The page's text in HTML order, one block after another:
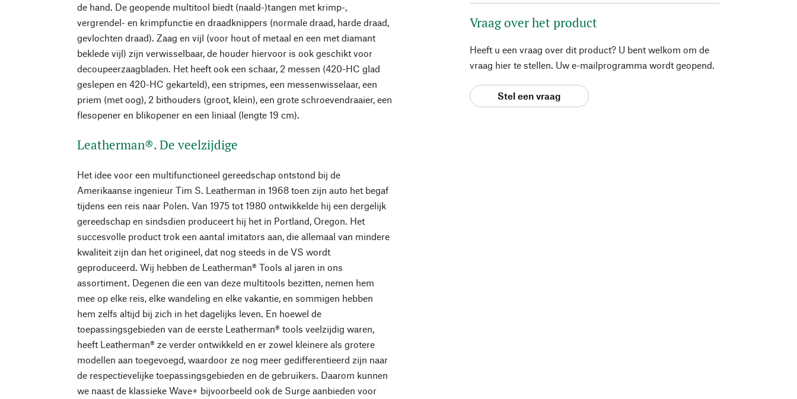
de hand. De geopende multitool biedt (naald-)tangen met krimp-,
vergrendel- en krimpfunctie en draadknippers (normale draad, harde draad,
gevlochten draad). Zaag en vijl (voor hout of metaal en een met diamant
beklede vijl) zijn verwisselbaar, de houder hiervoor is ook geschikt voor
decoupeerzaagbladen. Het heeft ook een schaar, 2 messen (420-HC glad
geslepen en 420-HC gekarteld), een stripmes, een messenwisselaar, een
priem (met oog), 2 bithouders (groot, klein), een grote schroevendraaier, een
flesopener en blikopener en een liniaal (lengte 19 cm).
Leatherman®. De veelzijdige
Het idee voor een multifunctioneel gereedschap ontstond bij de
Amerikaanse ingenieur Tim S. Leatherman in 1968 toen zijn auto het begaf
tijdens een reis naar Polen. Van 1975 tot 1980 ontwikkelde hij een dergelijk
gereedschap en sindsdien produceert hij het in Portland, Oregon. Het
succesvolle product trok een aantal imitators aan, die allemaal van mindere
kwaliteit zijn dan het origineel, dat nog steeds in de VS wordt
geproduceerd. Wij hebben de Leatherman® Tools al jaren in ons
assortiment. Degenen die een van deze multitools bezitten, nemen hem
mee op elke reis, elke wandeling en elke vakantie, en sommigen hebben
hem zelfs altijd bij zich in het dagelijks leven. En hoewel de
toepassingsgebieden van de eerste Leatherman® tools veelzijdig waren,
heeft Leatherman® ze verder ontwikkeld en er zowel kleinere als grotere
modellen aan toegevoegd, waardoor ze nog meer gedifferentieerd zijn naar
de respectievelijke toepassingsgebieden en de gebruikers. Daarom kunnen
we naast de klassieke Wave+ bijvoorbeeld ook de Surge aanbieden voor
Vraag over het product
Heeft u een vraag over dit product? U bent welkom om de
vraag hier te stellen. Uw e-mailprogramma wordt geopend.
Stel een vraag